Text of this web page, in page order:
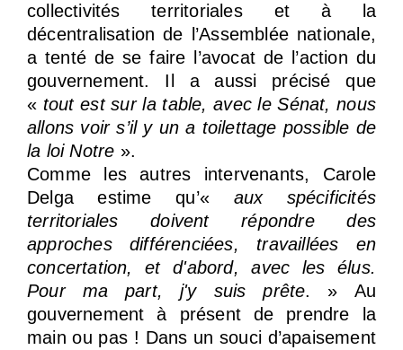
collectivités territoriales et à la
décentralisation de l’Assemblée nationale,
a tenté de se faire l’avocat de l’action du
gouvernement. Il a aussi précisé que
« tout est sur la table, avec le Sénat, nous
allons voir s’il y un a toilettage possible de
la loi Notre ».
Comme les autres intervenants, Carole
Delga estime qu’« aux spécificités
territoriales doivent répondre des
approches différenciées, travaillées en
concertation, et d'abord, avec les élus.
Pour ma part, j'y suis prête. » Au
gouvernement à présent de prendre la
main ou pas ! Dans un souci d’apaisement